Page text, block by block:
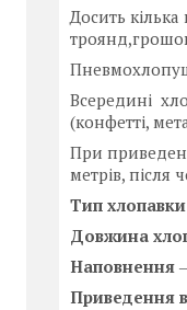
Досить
Всередині
(конфетті,
При
метрів, після
Тип хлопавки
Довжина
Наповнення
Приведення